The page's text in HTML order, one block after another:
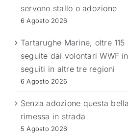
servono stallo o adozione
6 Agosto 2026
Tartarughe Marine, oltre
seguite dai volontari WWF
seguiti in altre tre regioni
6 Agosto 2026
Senza adozione questa
rimessa in strada
5 Agosto 2026